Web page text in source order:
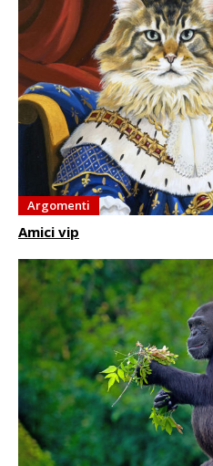
Argomenti
Amici vip